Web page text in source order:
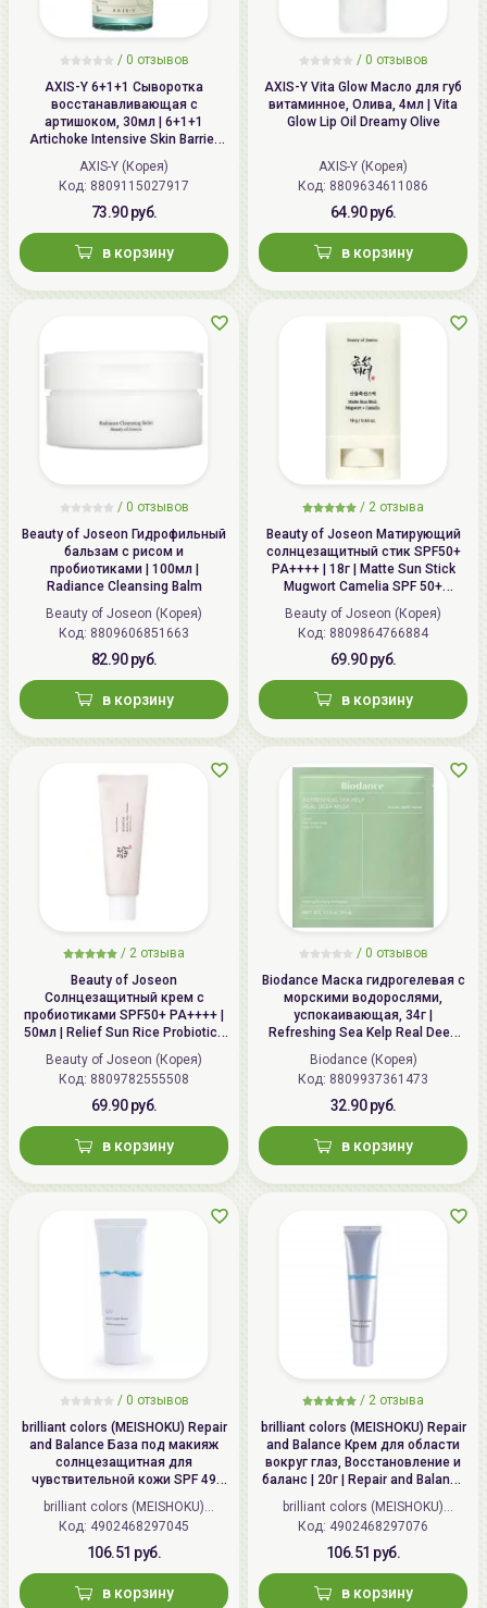
/ 0 отзывов
AXIS-Y 6+1+1 Сыворотка
восстанавливающая с
артишоком, 30мл | 6+1+1
Artichoke Intensive Skin Barrier
Ampoule
AXIS-Y (Корея)
Код: 8809115027917
73.90 руб.
в корзину
/ 0 отзывов
AXIS-Y Vita Glow Масло для губ
витаминное, Олива, 4мл | Vita
Glow Lip Oil Dreamy Olive
AXIS-Y (Корея)
Код: 8809634611086
64.90 руб.
в корзину
/ 0 отзывов
Beauty of Joseon Гидрофильный
бальзам с рисом и
пробиотиками | 100мл |
Radiance Cleansing Balm
Beauty of Joseon (Корея)
Код: 8809606851663
82.90 руб.
в корзину
/ 2 отзыва
Beauty of Joseon Матирующий
солнцезащитный стик SPF50+
PA++++ | 18г | Matte Sun Stick
Mugwort Camelia SPF 50+
Beauty of Joseon (Корея)
Код: 8809864766884
69.90 руб.
в корзину
/ 2 отзыва
Beauty of Joseon
Солнцезащитный крем с
пробиотиками SPF50+ PA++++ |
50мл | Relief Sun Rice Probiotics
SPF 50+ PA++++
Beauty of Joseon (Корея)
Код: 8809782555508
69.90 руб.
в корзину
/ 0 отзывов
Biodance Маска гидрогелевая с
морскими водорослями,
успокаивающая, 34г |
Refreshing Sea Kelp Real Deep
Mask
Biodance (Корея)
Код: 8809937361473
32.90 руб.
в корзину
/ 0 отзывов
brilliant colors (MEISHOKU) Repair
and Balance База под макияж
солнцезащитная для
чувствительной кожи SPF 49
PA+++, Восстановление и
баланс | 40г | Repair and Balance
Skin Care UV Base SPF 49 PA+++
brilliant colors (MEISHOKU)
(Япония)
Код: 4902468297045
106.51 руб.
в корзину
/ 2 отзыва
brilliant colors (MEISHOKU) Repair
and Balance Крем для области
вокруг глаз, Восстановление и
баланс | 20г | Repair and Balance
Mild Eye Cream
brilliant colors (MEISHOKU)
(Япония)
Код: 4902468297076
106.51 руб.
в корзину